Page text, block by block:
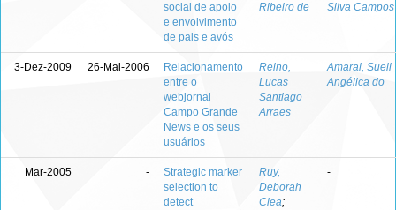
social de apoio
e envolvimento
de pais e avós
Ribeiro de
Silva Campos
3-Dez-2009 26-Mai-2006
Relacionamento
entre o
webjornal
Campo Grande
News e os seus
usuários
Reino,
Lucas
Santiago
Arraes
Amaral, Sueli
Angélica do
Mar-2005 -
Strategic marker
selection to
detect
Ruy,
Deborah
Clea;
-